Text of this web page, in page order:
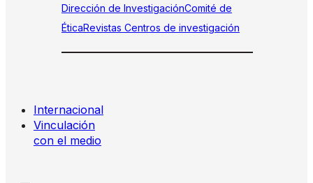
Dirección de InvestigaciónComité de
ÉticaRevistas Centros de investigación
Internacional
Vinculación
con el medio